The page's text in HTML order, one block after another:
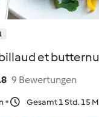
et
9 Bewertungen
Gesamt 1 Std. 15